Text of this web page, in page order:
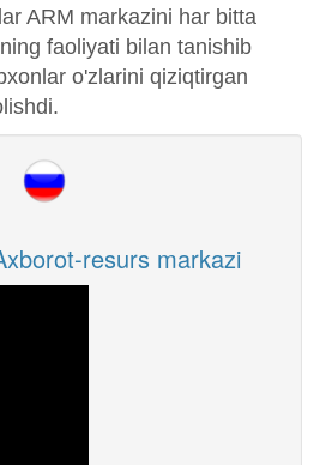
ARM markazini har bitta
faoliyati bilan tanishib
o'zlarini qiziqtirgan
resurs markazi